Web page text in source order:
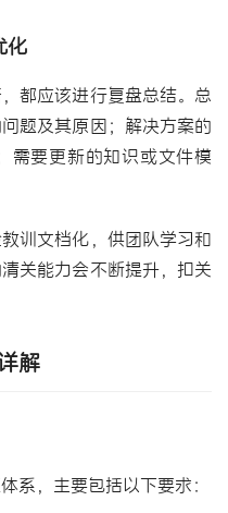
化
都应该进行复盘总结。总
题及其原因；解决方案的
需要更新的知识或文件模
训文档化，供团队学习和
关能力会不断提升，扣关
解
系，主要包括以下要求：